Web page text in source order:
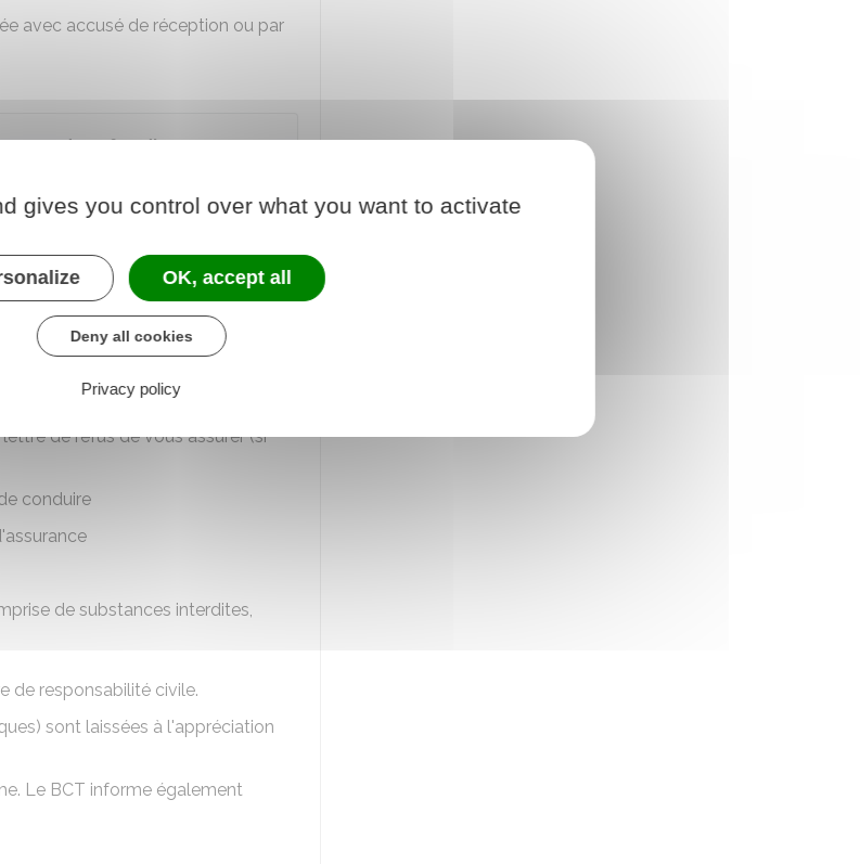
avec accusé de réception ou par
cas de refus d'assurance
(INC)
:
d'assurance
vous lui avez envoyé
de refus de vous assurer (si
conduire
de substances interdites,
de responsabilité civile.
sont laissées à l'appréciation
Le BCT informe également
gives you control over what you want to activate
OK, accept all
Deny all cookies
Privacy policy